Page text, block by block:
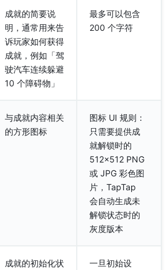
成就的简要说
明，通常用来告
诉玩家如何获得
成就，例如「驾
驶汽车连续躲避
10 个障碍物」
最多可以包含
200 个字符
与成就内容相关
的方形图标
图标 UI 规则：
只需要提供成
就解锁时的
512×512 PNG
或 JPG 彩色图
片，TapTap
会自动生成未
解锁状态时的
灰度版本
成就的初始化状
一旦初始设